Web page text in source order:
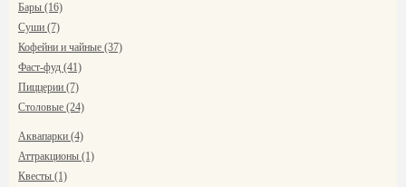
Бары (16)
Суши (7)
Кофейни и чайные (37)
Фаст-фуд (41)
Пиццерии (7)
Столовые (24)
Аквапарки (4)
Аттракционы (1)
Квесты (1)